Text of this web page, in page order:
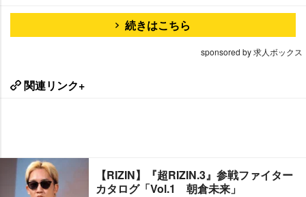
続きはこちら
sponsored by 求人ボックス
関連リンク+
【RIZIN】『超RIZIN.3』参戦ファイター
カタログ「Vol.1 朝倉未来」